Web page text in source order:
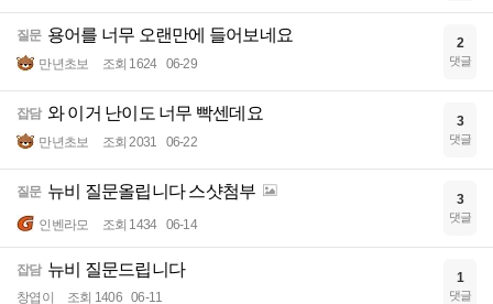
질문 용어를 너무 오랜만에 들어보네요
만년초보 조회 1624 06-29
2
댓글
잡담 와 이거 난이도 너무 빡센데요
만년초보 조회 2031 06-22
3
댓글
질문 뉴비 질문올립니다 스샷첨부
인벤라모 조회 1434 06-14
3
댓글
잡담 뉴비 질문드립니다
창엽이 조회 1406 06-11
1
댓글